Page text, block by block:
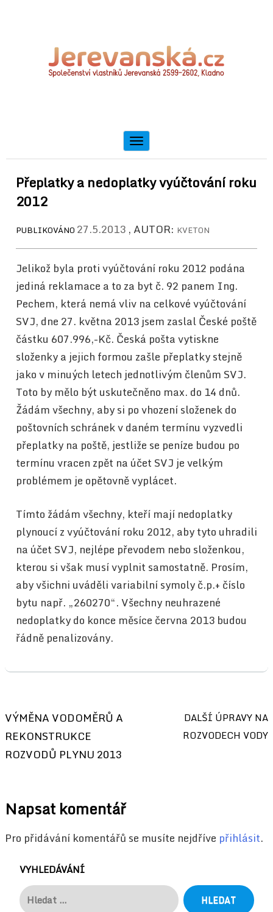
Toggle
navigation
Přeplatky a nedoplatky vyúčtování roku
2012
PUBLIKOVÁNO 27.5.2013 , AUTOR: KVETON
Jelikož byla proti vyúčtování roku 2012 podána
jediná reklamace a to za byt č. 92 panem Ing.
Pechem, která nemá vliv na celkové vyúčtování
SVJ, dne 27. května 2013 jsem zaslal České poště
částku 607.996,-Kč. Česká pošta vytiskne
složenky a jejich formou zašle přeplatky stejně
jako v minuých letech jednotlivým členům SVJ.
Toto by mělo být uskutečněno max. do 14 dnů.
Žádám všechny, aby si po vhození složenek do
poštovních schránek v daném termínu vyzvedli
přeplatky na poště, jestliže se peníze budou po
termínu vracen zpět na účet SVJ je velkým
problémem je opětovně vyplácet.
Tímto žádám všechny, kteří mají nedoplatky
plynoucí z vyúčtování roku 2012, aby tyto uhradili
na účet SVJ, nejlépe převodem nebo složenkou,
kterou si však musí vyplnit samostatně. Prosím,
aby všichni uváděli variabilní symoly č.p.+ číslo
bytu např. „260270“. Všechny neuhrazené
nedoplatky do konce měsíce června 2013 budou
řádně penalizovány.
Navigace
pro
příspěvek
VÝMĚNA VODOMĚRŮ A
REKONSTRUKCE
ROZVODŮ PLYNU 2013
DALŠÍ ÚPRAVY NA
ROZVODECH VODY
Napsat komentář
Pro přidávání komentářů se musíte nejdříve přihlásit.
VYHLEDÁVÁNÍ
Vyhledávání